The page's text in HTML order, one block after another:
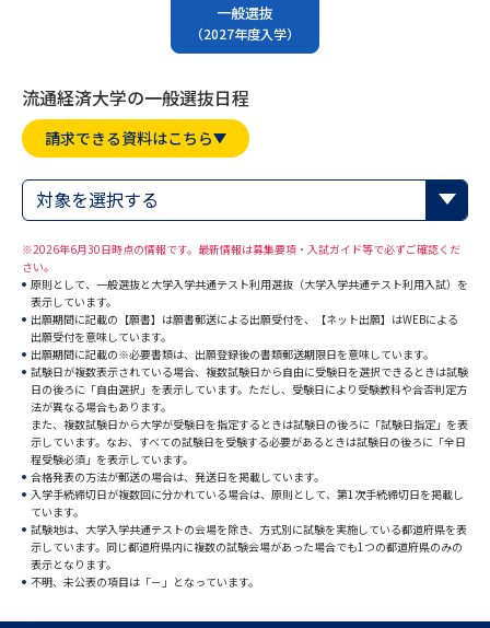
大学院の資料請求
大学入学共通テスト「受験上の
配慮案内」の請求
幼稚園教員資格認定試験
高等学校（情報）教員資格認定
試験
大学研究 大学検索
大学で学べる内容や特徴を調べる
新増設大学・学部・学科特集
国際・グローバルに強い大学特
集
データサイエンス特集 奨学金・特待生制度特集
一般選抜
（2027年度入学）
流通経済大学の一般選抜日程
請求できる資料はこちら
対象を選択する
※2026年6月30日時点の情報です。最新情報は募集要項・入試ガイド等で必ずご確認くだ
さい。
原則として、一般選抜と大学入学共通テスト利用選抜（大学入学共通テスト利用入試）を
表示しています。
出願期間に記載の【願書】は願書郵送による出願受付を、【ネット出願】はWEBによる
出願受付を意味しています。
出願期間に記載の※必要書類は、出願登録後の書類郵送期限日を意味しています。
試験日が複数表示されている場合、複数試験日から自由に受験日を選択できるときは試験
日の後ろに「自由選択」を表示しています。ただし、受験日により受験教科や合否判定方
法が異なる場合もあります。
また、複数試験日から大学が受験日を指定するときは試験日の後ろに「試験日指定」を表
示しています。なお、すべての試験日を受験する必要があるときは試験日の後ろに「全日
程受験必須」を表示しています。
合格発表の方法が郵送の場合は、発送日を掲載しています。
入学手続締切日が複数回に分かれている場合は、原則として、第1次手続締切日を掲載し
ています。
試験地は、大学入学共通テストの会場を除き、方式別に試験を実施している都道府県を表
示しています。同じ都道府県内に複数の試験会場があった場合でも1つの都道府県のみの
表示となります。
不明、未公表の項目は「－」となっています。